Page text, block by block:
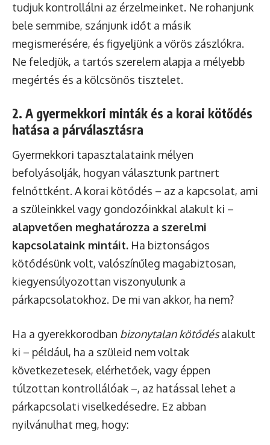
tudjuk kontrollálni az érzelmeinket. Ne rohanjunk
bele semmibe, szánjunk időt a másik
megismerésére, és figyeljünk a vörös zászlókra.
Ne feledjük, a tartós szerelem alapja a mélyebb
megértés és a kölcsönös tisztelet.
2. A gyermekkori minták és a korai kötődés
hatása a párválasztásra
Gyermekkori tapasztalataink mélyen
befolyásolják, hogyan választunk partnert
felnőttként. A korai kötődés – az a kapcsolat, ami
a szüleinkkel vagy gondozóinkkal alakult ki –
alapvetően meghatározza a szerelmi
kapcsolataink mintáit. Ha biztonságos
kötődésünk volt, valószínűleg magabiztosan,
kiegyensúlyozottan viszonyulunk a
párkapcsolatokhoz. De mi van akkor, ha nem?
Ha a gyerekkorodban bizonytalan kötődésalakult
ki – például, ha a szüleid nem voltak
következetesek, elérhetőek, vagy éppen
túlzottan kontrollálóak –, az hatással lehet a
párkapcsolati viselkedésedre. Ez abban
nyilvánulhat meg, hogy: